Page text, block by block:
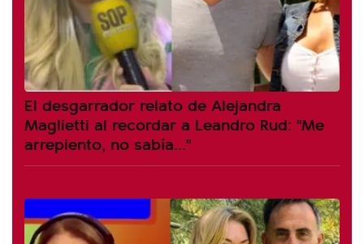
El desgarrador relato de Alejandra
Maglietti al recordar a Leandro Rud: "Me
arrepiento, no sabía..."